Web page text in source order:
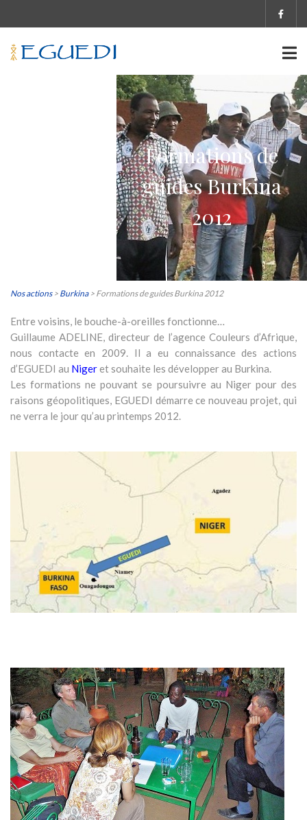
Formations de
guides Burkina
2012
Nos actions> Burkina> Formations de guides Burkina 2012
Entre voisins, le bouche-à-oreilles fonctionne…
Guillaume ADELINE, directeur de l’agence Couleurs d’Afrique,
nous contacte en 2009. Il a eu connaissance des actions
d’EGUEDI au Nigeret souhaite les développer au Burkina.
Les formations ne pouvant se poursuivre au Niger pour des
raisons géopolitiques, EGUEDI démarre ce nouveau projet, qui
ne verra le jour qu’au printemps 2012.